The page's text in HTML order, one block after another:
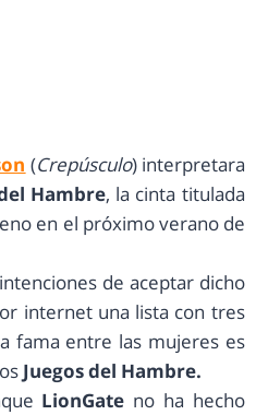
(Crepúsculo) interpretara
Hambre, la cinta titulada
en el próximo verano de
de aceptar dicho
internet una lista con tres
fama entre las mujeres es
Juegos del Hambre.
LionGate no ha hecho